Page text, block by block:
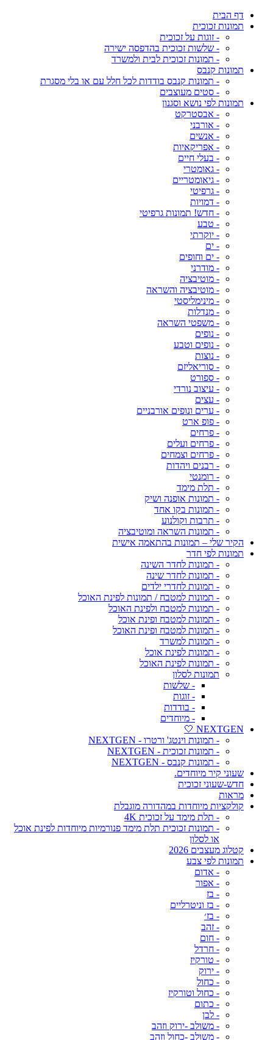
דף הבית
תמונות זכוכית
- זוגות על זכוכית
- שלשות זכוכית בהדפסה ישירה
- תמונות זכוכית לבית ולמשרד
תמונות קנבס
- תמונות קנבס בודדות לכל חלל עם או בלי מסגרת
- סטים מעוצבים
תמונות לפי נושא וסגנון
- אבסטרקט
- אורבני
- אנשים
- אפריקאיות
- בעלי חיים
- גאומטרי
- גיאומטריים
- גרפיטי
- דמויות
- חדש! תמונות גרפיטי
- טבע
- יוקרתי
- ים
- ים וחופים
- מודרני
- מוטיבציה
- מוטיבציה והשראה
- מינימליסטי
- מנדלות
- משפטי השראה
- נופים
- נופים וטבע
- נוצות
- סוריאליזם
- ספורט
- עיצוב נורדי
- עצים
- ערים ונופים אורבניים
- פופ ארט
- פרחים
- פרחים ועלים
- פרחים וצמחים
- רבנים ויהדות
- רומנטי
- תלת מימד
- תמונות אופנה ושיק
- תמונות בקו אחד
- תרבות וקולנוע
- תמונות השראה ומוטיבציה
הקיר שלי – תמונות בהתאמה אישית
תמונות לפי חדר
- תמונות לחדר השינה
- תמונות לחדר שינה
- תמונות לחדרי ילדים
- תמונות למטבח / תמונות לפינת האוכל
- תמונות למטבח ולפינת האוכל
- תמונות למטבח ופינת אוכל
- תמונות למטבח ופינת האוכל
- תמונות למשרד
- תמונות לפינת אוכל
- תמונות לפינת האוכל
תמונות לסלון
- שלשות
- זוגות
- בודדות
- מיוחדים
NEXTGEN 🤍
- תמונות וינטג' ורטרו - NEXTGEN
- תמונות זכוכית - NEXTGEN
- תמונות קנבס - NEXTGEN
שעוני קיר מיוחדים.
חדש-שעוני זכוכית
מראות
קולקציות מיוחדות במהדורה מוגבלת
- תלת מימד על זכוכית 4K
- תמונות זכוכית תלת מימד פנורמיות מיוחדות לפינת אוכל
או לסלון
קטלוג מעצבים 2026
תמונות לפי צבע
- אדום
- אפור
- בז
- בז וניטרליים
- בז׳
- זהב
- חום
- חרדל
- טורקיז
- ירוק
- כחול
- כחול וטורקיז
- כתום
- לבן
- משולב -ירוק וזהב
- משולב -כחול וזהב